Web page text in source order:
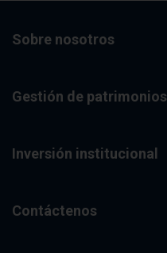
Sobre nosotros
Gestión de patrimonios
Inversión institucional
Contáctenos